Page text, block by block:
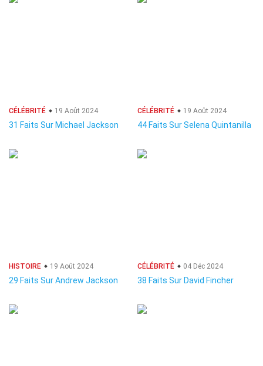
CÉLÉBRITÉ 19 Août 2024
31 Faits Sur Michael Jackson
CÉLÉBRITÉ 19 Août 2024
44 Faits Sur Selena Quintanilla
HISTOIRE 19 Août 2024
29 Faits Sur Andrew Jackson
CÉLÉBRITÉ 04 Déc 2024
38 Faits Sur David Fincher